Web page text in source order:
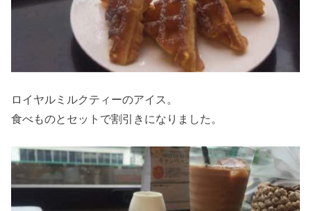
ロイヤルミルクティーのアイス。
食べものとセットで割引きになりました。